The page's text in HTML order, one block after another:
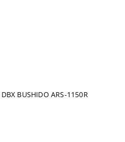
BUSHIDO ARS-1150R